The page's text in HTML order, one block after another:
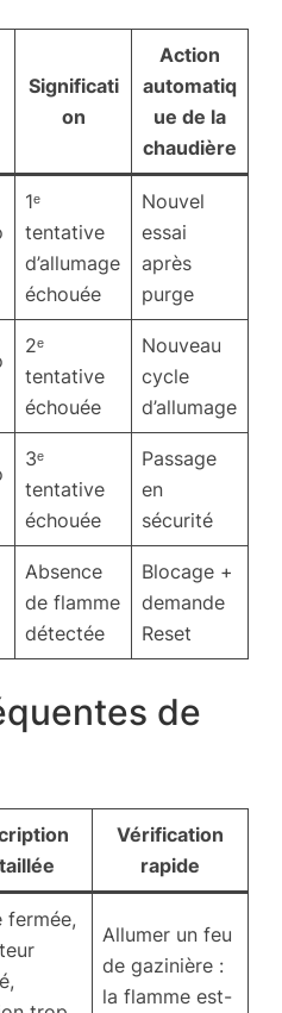
Significati
on
Action
automatiq
ue de la
chaudière
1ᵉ
tentative
d’allumage
échouée
Nouvel
essai
après
purge
2ᵉ
tentative
échouée
Nouveau
cycle
d’allumage
3ᵉ
tentative
échouée
Passage
en
sécurité
Absence
de flamme
détectée
Blocage +
demande
Reset
de
Vérification
rapide
fermée,
Allumer un feu
de gazinière :
la flamme est-